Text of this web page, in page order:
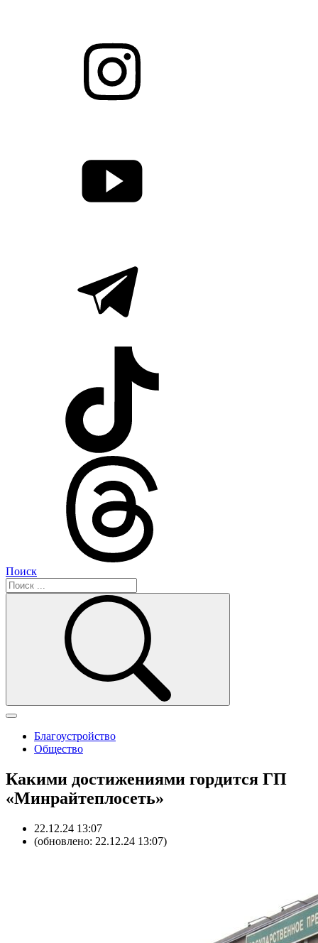
Поиск
Благоустройство
Общество
Какими достижениями гордится ГП
«Минрайтеплосеть»
22.12.24 13:07
(обновлено: 22.12.24 13:07)